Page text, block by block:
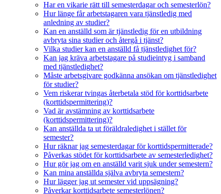
Har en vikarie rätt till semesterdagar och semesterlön?
Hur länge får arbetstagaren vara tjänstledig med
anledning av studier?
Kan en anställd som är tjänstledig för en utbildning
avbryta sina studier och återgå i tjänst?
Vilka studier kan en anställd få tjänstledighet för?
Kan jag kräva arbetstagare på studieintyg i samband
med tjänstledighet?
Måste arbetsgivare godkänna ansökan om tjänstledighet
för studier?
Vem riskerar tvingas återbetala stöd för korttidsarbete
(korttidspermittering)?
Vad är avstämning av korttidsarbete
(korttidspermittering)?
Kan anställda ta ut föräldraledighet i stället för
semester?
Hur räknar jag semesterdagar för korttidspermitterade?
Påverkas stödet för korttidsarbete av semesterledighet?
Hur gör jag om en anställd varit sjuk under semestern?
Kan mina anställda själva avbryta semestern?
Hur lägger jag ut semester vid uppsägning?
Påverkar korttidsarbete semesterlönen?